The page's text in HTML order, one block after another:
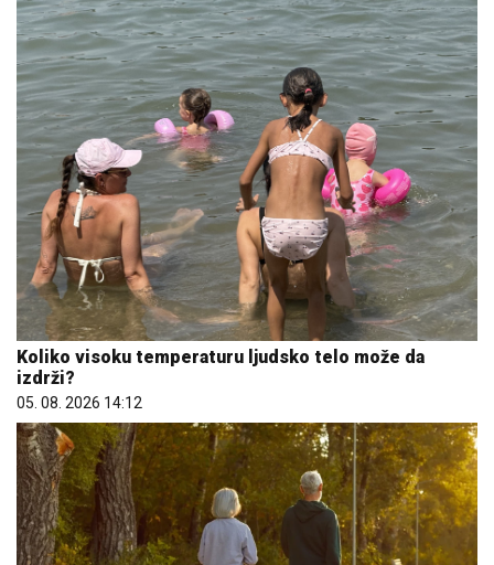
Koliko visoku temperaturu ljudsko telo može da
izdrži?
05. 08. 2026 14:12